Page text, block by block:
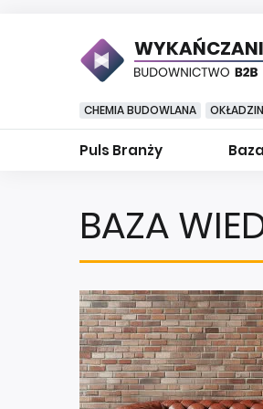
CHEMIA BUDOWLANA
Puls Branży
BAZA